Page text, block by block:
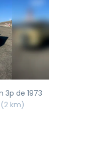
Suivant
3p de 1973
(2 km)